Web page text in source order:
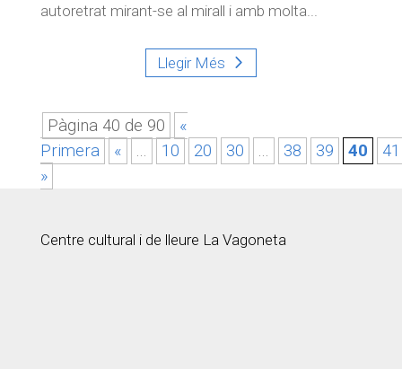
autoretrat mirant-se al mirall i amb molta...
Llegir Més
Pàgina 40 de 90
«
Primera
« ... 10 20 30 ... 38 39 40
41
»
Centre cultural i de lleure La Vagoneta